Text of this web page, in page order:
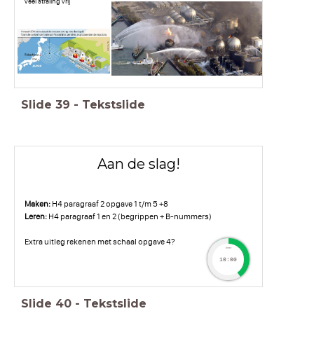
Slide 39 - Tekstslide
Aan de slag!
Maken:H4 paragraaf 2 opgave 1 t/m 5 +8
Leren: H4 paragraaf 1 en 2 (begrippen + B-nummers)
Extra uitleg rekenen met schaal opgave 4?
timer
10:00
Slide 40 - Tekstslide